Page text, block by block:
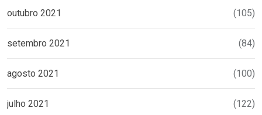
outubro 2021 (105)
setembro 2021 (84)
agosto 2021 (100)
julho 2021 (122)